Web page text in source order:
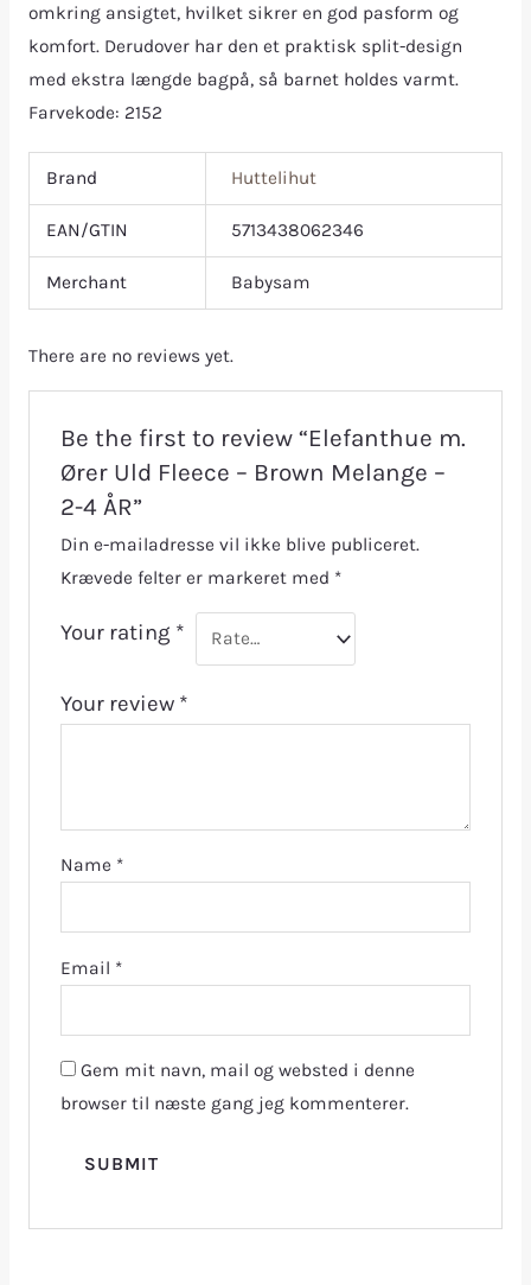
omkring ansigtet, hvilket sikrer en god pasform og
komfort. Derudover har den et praktisk split-design
med ekstra længde bagpå, så barnet holdes varmt.
Farvekode: 2152
Brand Huttelihut
EAN/GTIN 5713438062346
Merchant Babysam
There are no reviews yet.
Be the first to review “Elefanthue m.
Ører Uld Fleece – Brown Melange –
2-4 ÅR”
Din e-mailadresse vil ikke blive publiceret.
Krævede felter er markeret med *
Your rating *
Your review *
Name *
Email *
Gem mit navn, mail og websted i denne
browser til næste gang jeg kommenterer.